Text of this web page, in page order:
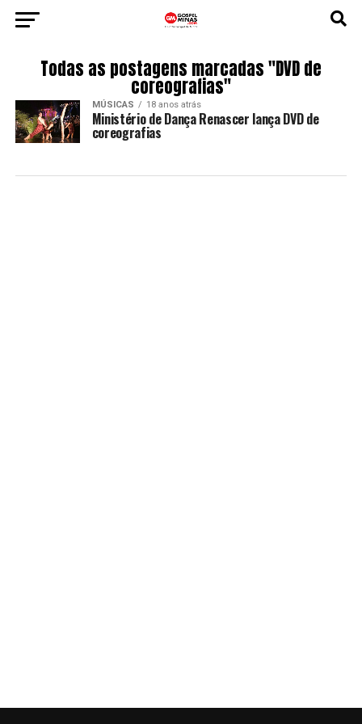
Todas as postagens marcadas "DVD de
coreografias"
MÚSICAS 18 anos atrás
Ministério de Dança Renascer lança DVD de
coreografias